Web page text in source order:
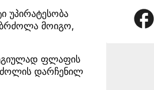
უპირატესობა
მოიგო,
ფლაფის
დარჩენილ